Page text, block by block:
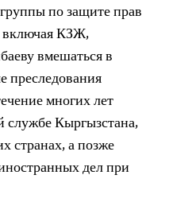
по защите прав
включая КЗЖ,
вмешаться в
преследования
многих лет
службе Кыргызстана,
странах, а позже
дел при